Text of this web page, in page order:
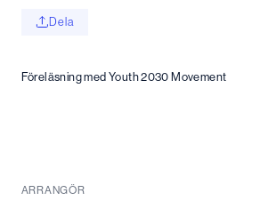
Dela
Föreläsning med Youth 2030 Movement
ARRANGÖR